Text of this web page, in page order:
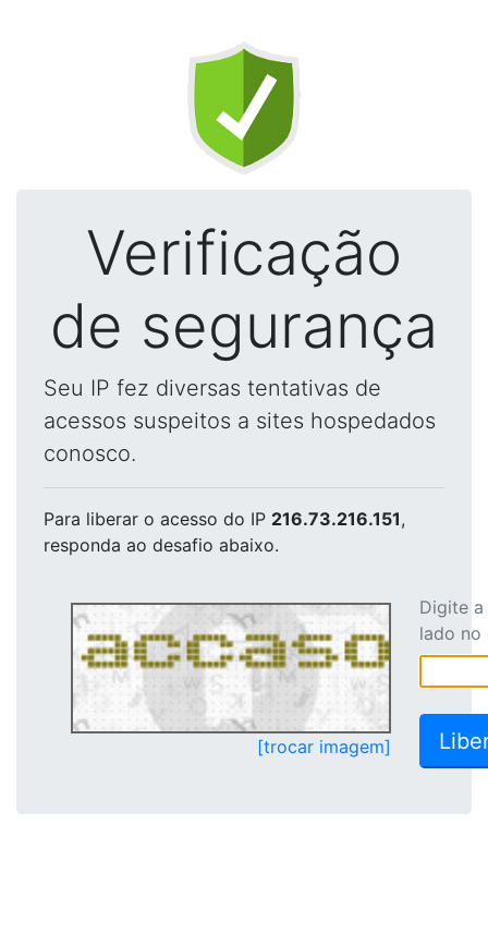
Verificação
de segurança
Seu IP fez diversas tentativas de
acessos suspeitos a sites hospedados
conosco.
Para liberar o acesso do IP 216.73.216.151,
responda ao desafio abaixo.
[trocar imagem]
Digite
lado no